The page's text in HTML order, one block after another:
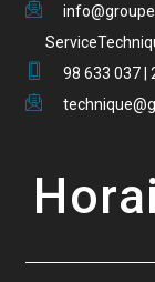
98 633 037 |